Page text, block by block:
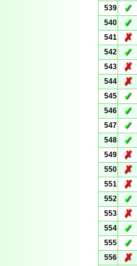
539
✓
540
✓
541
✗
542
✓
543
✗
544
✗
545
✓
546
✓
547
✓
548
✓
549
✗
550
✗
551
✗
552
✓
553
✗
554
✓
555
✓
556
✗